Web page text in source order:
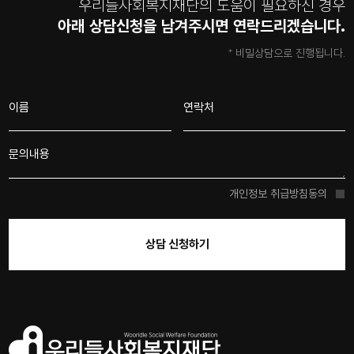
우리들사회복지재단의 도움이 필요하신 경우
아래 상담신청을 남겨주시면 연락드리겠습니다.
* 비밀상담으로 진행됩니다.
개인정보 취급방침동의